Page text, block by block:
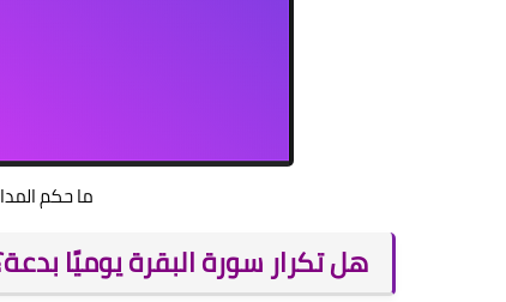
ما حكم
هل تكرار سورة البقرة يوميًا